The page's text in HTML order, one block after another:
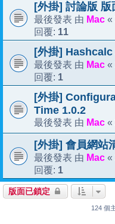
[外掛] 討論版 版
最後發表 由 Mac «
回覆: 11
[外掛]
最後發表 由 Mac «
回覆: 1
[外掛]
Time 1.0.2
最後發表 由 Mac «
[外掛] 會員網站
最後發表 由 Mac «
回覆: 1
版面已鎖定
124 個